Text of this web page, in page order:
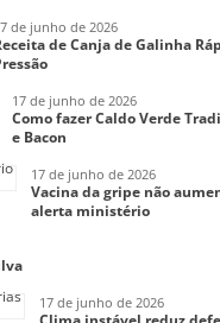
de junho de 2026
de Canja de Galinha
17 de junho de 2026
Como fazer Caldo Verde
e Bacon
17 de junho de 2026
Vacina da gripe não
alerta ministério
17 de junho de 2026